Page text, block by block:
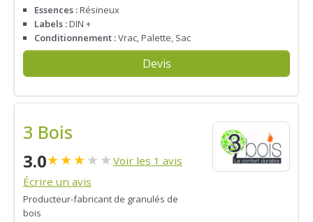
Essences :Résineux
Labels :DIN +
Conditionnement :Vrac, Palette, Sac
Devis
3 Bois
3.0★★★★ ★ Voir les 1 avis
Écrire un avis
Producteur-fabricant de granulés de
bois